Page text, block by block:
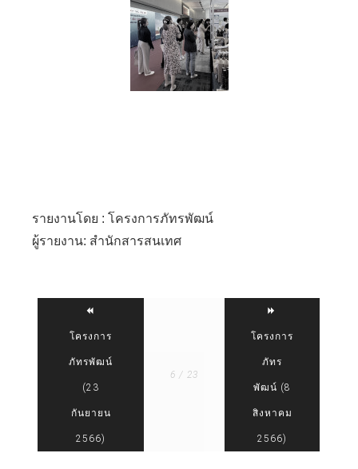
รายงานโดย : โครงการภัทรพัฒน์
ผู้รายงาน: สำนักสารสนเทศ
โครงการ
ภัทรพัฒน์
(23
กันยายน
2566)
6 / 23
โครงการ
ภัทร
พัฒน์ (8
สิงหาคม
2566)